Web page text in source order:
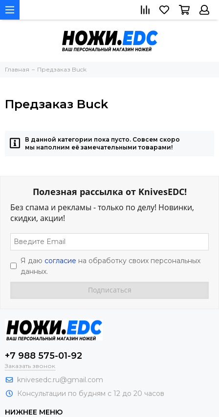
Главная Предзаказ Buck
Предзаказ Buck
В данной категории пока пусто. Совсем скоро
мы наполним её замечательными товарами!
Полезная рассылка от KnivesEDC!
Без спама и рекламы - только по делу! Новинки,
скидки, акции!
Я даю согласие на обработку своих персональных
данных.
+7 988 575-01-92
Заказать звонок
knivesedc.ru@gmail.com
Консультации по будням с 12 до 20 часов
НИЖНЕЕ МЕНЮ